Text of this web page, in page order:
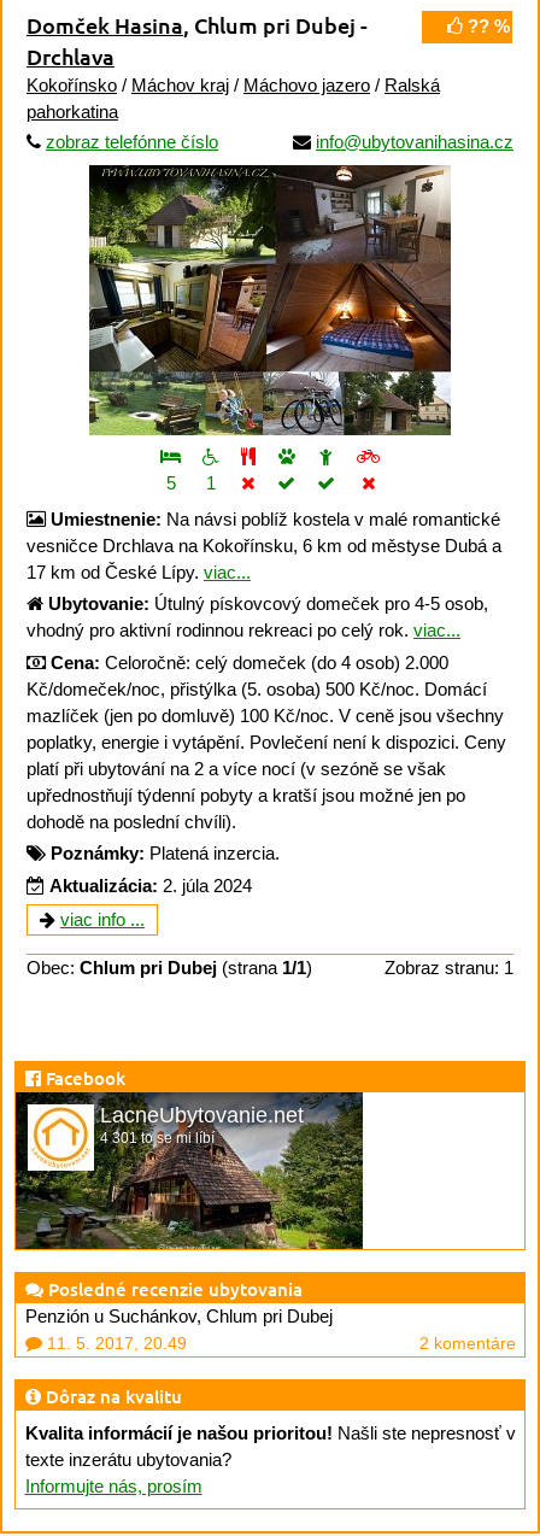
?? %
Domček Hasina, Chlum pri Dubej -
Drchlava
Kokořínsko / Máchov kraj / Máchovo jazero / Ralská
pahorkatina
zobraz telefónne číslo
info@ubytovanihasina.cz
5
1
Umiestnenie: Na návsi poblíž kostela v malé romantické
vesničce Drchlava na Kokořínsku, 6 km od městyse Dubá a
17 km od České Lípy. viac...
Ubytovanie: Útulný pískovcový domeček pro 4-5 osob,
vhodný pro aktivní rodinnou rekreaci po celý rok. viac...
Cena: Celoročně: celý domeček (do 4 osob) 2.000
Kč/domeček/noc, přistýlka (5. osoba) 500 Kč/noc. Domácí
mazlíček (jen po domluvě) 100 Kč/noc. V ceně jsou všechny
poplatky, energie i vytápění. Povlečení není k dispozici. Ceny
platí při ubytování na 2 a více nocí (v sezóně se však
upřednostňují týdenní pobyty a kratší jsou možné jen po
dohodě na poslední chvíli).
Poznámky: Platená inzercia.
Aktualizácia: 2. júla 2024
viac info ...
Obec: Chlum pri Dubej (strana 1/1) Zobraz stranu: 1
Facebook
LacneUbytovanie.net
4 301 to se mi líbí
Posledné recenzie ubytovania
Penzión u Suchánkov, Chlum pri Dubej
11. 5. 2017, 20.49 2 komentáre
Dôraz na kvalitu
Kvalita informácií je našou prioritou! Našli ste nepresnosť v
texte inzerátu ubytovania?
Informujte nás, prosím